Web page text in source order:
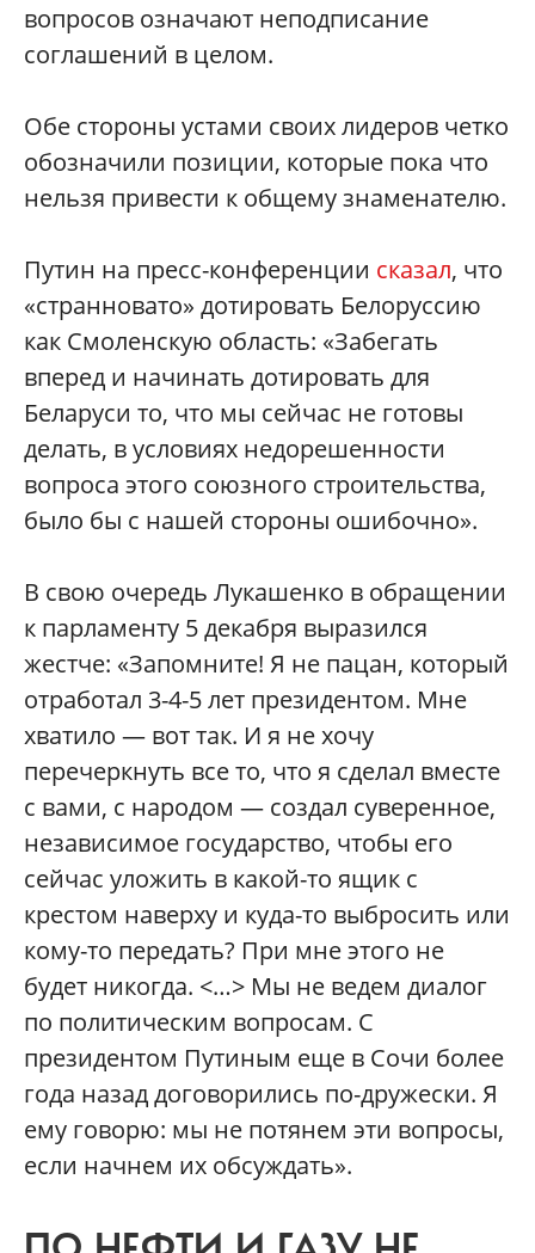
вопросов означают неподписание
соглашений в целом.
Обе стороны устами своих лидеров четко
обозначили позиции, которые пока что
нельзя привести к общему знаменателю.
Путин на пресс-конференции сказал, что
«странновато» дотировать Белоруссию
как Смоленскую область: «Забегать
вперед и начинать дотировать для
Беларуси то, что мы сейчас не готовы
делать, в условиях недорешенности
вопроса этого союзного строительства,
было бы с нашей стороны ошибочно».
В свою очередь Лукашенко в обращении
к парламенту 5 декабря выразился
жестче: «Запомните! Я не пацан, который
отработал 3-4-5 лет президентом. Мне
хватило — вот так. И я не хочу
перечеркнуть все то, что я сделал вместе
с вами, с народом — создал суверенное,
независимое государство, чтобы его
сейчас уложить в какой-то ящик с
крестом наверху и куда-то выбросить или
кому-то передать? При мне этого не
будет никогда. <…> Мы не ведем диалог
по политическим вопросам. С
президентом Путиным еще в Сочи более
года назад договорились по-дружески. Я
ему говорю: мы не потянем эти вопросы,
если начнем их обсуждать».